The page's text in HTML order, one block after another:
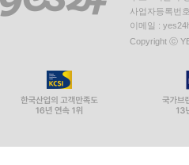
사업자등록번
이메일 :
Copyright ⓒ